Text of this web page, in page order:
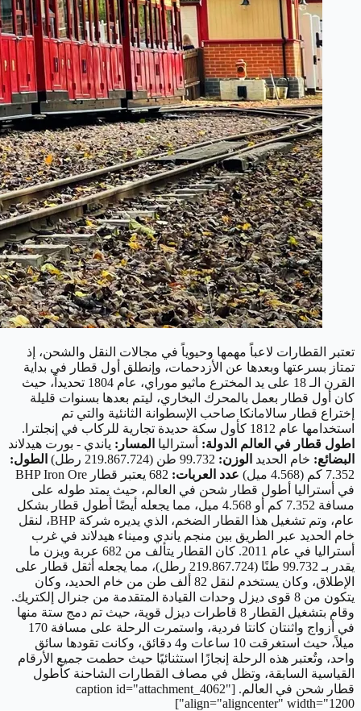
تعتبر القطارات لاعباً مهمها وحيوياً في مجالات النقل والشحن، إذ
تمتاز بسرعتها وبعدها عن الأزدحمات، وإنطلق أول قطار في بداية
القرن الـ 18 على يد المخترع ماثيو موراي، عام 1804 تحديداً، حيث
كان أول قطار بعمل بالمحرك البخاري، ليتم بعدها بسنوات قليلة
إختراع قطار سالامانكا صاحب الإسطوانة الثانئية والتي تم
استخدامها عام 1812 كأول سكة حديدة تجارية للركاب في إنجلترا.
اطول قطار في العالم الدولة: أستراليا المسار: ياندي - بورت هيدلاند
البضائع: خام الحديد الوزن:
الطول:
7.352 كم (4.568 ميل)
عدد العربات:
682 يعتبر قطار BHP Iron Ore
في أستراليا أطول قطار شحن في العالم، حيث يمتد طوله على
مسافة 7.352 كم أو 4.568 ميل، مما يجعله أيضًا أطول قطار بشكل
عام، وتم تشغيل هذا القطار الضخم، الذي يديره شركة BHP، لنقل
خام الحديد عبر الطريق بين منجم ياندي وميناء هيدلاند في غرب
أستراليا في عام 2011. كان القطار يتألف من 682 عربة ويزن ما
يقدر بـ 99.732 طنًا (219.867.724 رطل)، مما يجعله أثقل قطار على
الإطلاق، وكان يستخدم لنقل 82 ألف طن من خام الحديد، وكان
يتكون من 8 قوى ديزل وحدات القيادة المتقدمة من جنرال إلكتريك.
وقام بتشغيل القطار 8 قاطرات ديزل قوية، حيث تم دمج ستة منها
في أزواج واثنتان كانتا فردية، واستمرت الرحلة على مسافة 170
ميلاً، حيث استغرقت 10 ساعات و4 دقائق، وكانت تقودها سائق
واحد، وتُعتبر هذه الرحلة إنجازًا استثنائيًا حيث حطمت جميع الأرقام
القياسية السابقة، وتظل في مصاف القطارات الشاحنة كأطول
قطار شحن في العالم. [caption id="attachment_4062"
align="aligncenter" width="1200"]